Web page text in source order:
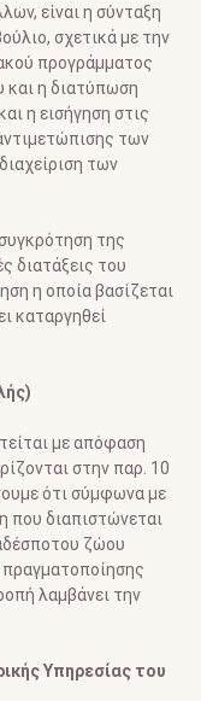
είναι η σύνταξη
σχετικά με την
προγράμματος
και η διατύπωση
η εισήγηση στις
των
των
της
διατάξεις του
η οποία βασίζεται
καταργηθεί
με απόφαση
στην παρ. 10
ότι σύμφωνα με
που διαπιστώνεται
ζώου
λαμβάνει την
Υπηρεσίας του